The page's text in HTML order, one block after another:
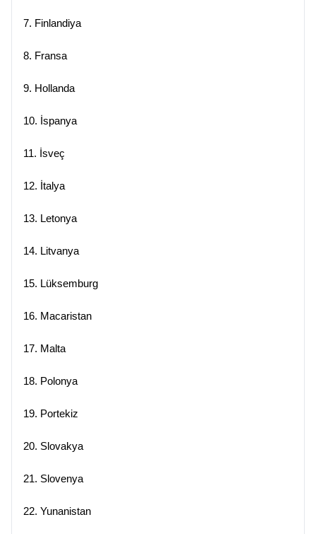
7. Finlandiya
8. Fransa
9. Hollanda
10. İspanya
11. İsveç
12. İtalya
13. Letonya
14. Litvanya
15. Lüksemburg
16. Macaristan
17. Malta
18. Polonya
19. Portekiz
20. Slovakya
21. Slovenya
22. Yunanistan